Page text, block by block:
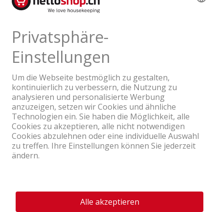
Produktbewertungen
Ein Unternehmen der Coop Gruppe